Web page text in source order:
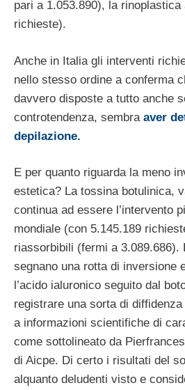
pari a 1.053.890), la
richieste).
Anche in Italia gli interventi
nello stesso ordine a conferma
davvero disposte a tutto anche
controtendenza, sembra aver
depilazione.
E per quanto riguarda la meno
estetica? La tossina botulinica,
continua ad essere l’intervento
mondiale (con 5.145.189
riassorbibili (fermi a 3.089.686).
segnano una rotta di inversione
l’acido ialuronico seguito dal
registrare una sorta di
a informazioni scientifiche di
come sottolineato da
di Aicpe. Di certo i risultati del
alquanto deludenti visto e